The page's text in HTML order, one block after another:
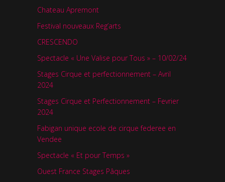
Chateau Apremont
Festival nouveaux Reg’arts
CRESCENDO
Spectacle « Une Valise pour Tous » – 10/02/24
Stages Cirque et perfectionnement – Avril
2024
Stages Cirque et Perfectionnement – Fevrier
2024
Fabigan unique ecole de cirque federee en
Vendee
Spectacle « Et pour Temps »
Ouest France Stages Pâques